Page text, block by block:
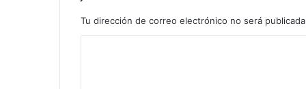
Tu dirección de correo electrónico no será